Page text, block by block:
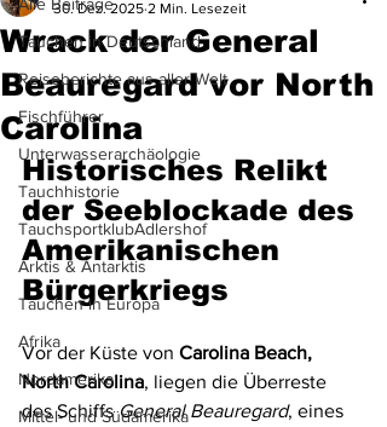
Tauchen in Deutschland
Reiseberichte aus aller Welt
Fischführer
Unterwasserarchäologie
Tauchhistorie
TauchsportklubAdlershof
Arktis & Antarktis
Tauchen in Europa
Afrika
Nordamerika
Mittel- und Südamerika
Wrack der General
Beauregard vor North
Carolina
30. Dez. 2025 2 Min. Lesezeit
Historisches Relikt
der Seeblockade des
Amerikanischen
Bürgerkriegs
Vor der Küste von Carolina Beach,
North Carolina, liegen die Überreste
des Schiffs General Beauregard, eines